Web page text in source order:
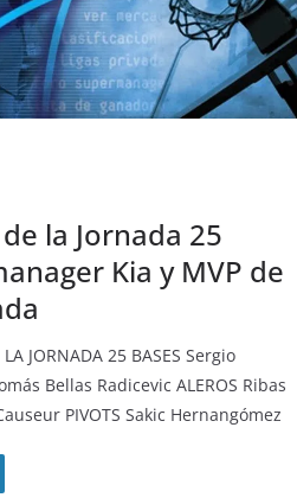
la Jornada 25
Kia y MVP de
LA JORNADA 25 BASES Sergio
Bellas Radicevic ALEROS Ribas
PIVOTS Sakic Hernangómez